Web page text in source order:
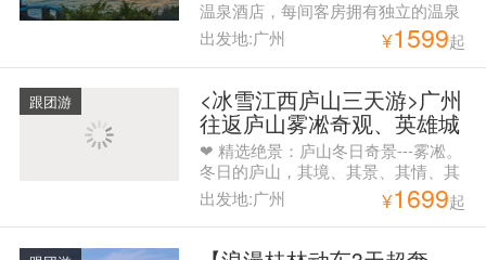
鳌园、曾厝垵
温泉酒店，每间客房拥有独立的温泉
泡池。 ★ 特别赠送：闽南老院子民
俗园（不含表演）。 ★ 美食品尝：
尊享闽南美食代表作佛跳墙+1晚酒店
自助晚餐。
出发地:广州 ¥1599起
跟团游 <冰雪江西庐山三天游>广州
往返庐山雾凇奇观、英雄城
南昌高铁3天跟团游
❤ 精选绝景：庐山冬日奇景---雾凇。
冬日的庐山，其境、其景、其情、其
韵都堪称江南一绝。置身于清冽的空
气中，从飘逸的雪道上咯吱咯吱的踩
过。在如琴湖、花径、锦绣谷、芦林
湖、含鄱口赏“别有天地非人间”的庐
出发地:广州 ¥1699起